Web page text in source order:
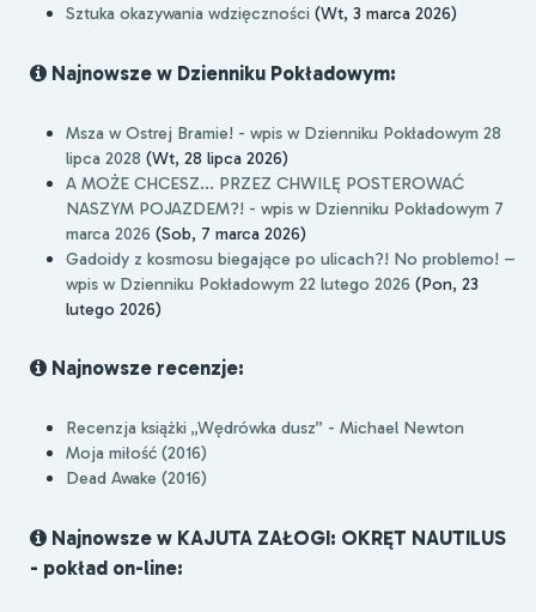
Sztuka okazywania wdzięczności (Wt, 3 marca 2026)
Najnowsze w Dzienniku Pokładowym:
Msza w Ostrej Bramie! - wpis w Dzienniku Pokładowym 28
lipca 2028 (Wt, 28 lipca 2026)
A MOŻE CHCESZ... PRZEZ CHWILĘ POSTEROWAĆ
NASZYM POJAZDEM?! - wpis w Dzienniku Pokładowym 7
marca 2026 (Sob, 7 marca 2026)
Gadoidy z kosmosu biegające po ulicach?! No problemo! –
wpis w Dzienniku Pokładowym 22 lutego 2026 (Pon, 23
lutego 2026)
Najnowsze recenzje:
Recenzja książki „Wędrówka dusz” - Michael Newton
Moja miłość (2016)
Dead Awake (2016)
Najnowsze w KAJUTA ZAŁOGI: OKRĘT NAUTILUS
- pokład on-line: